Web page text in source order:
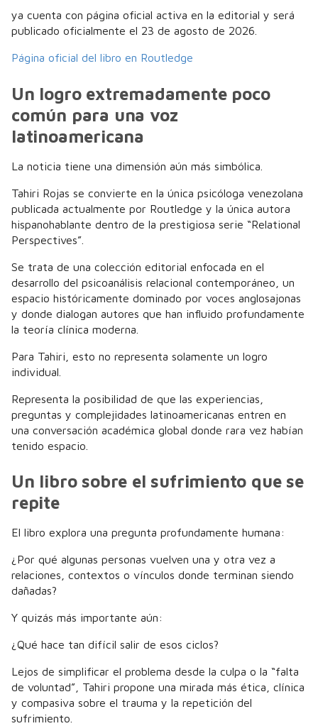
ya cuenta con página oficial activa en la editorial y será
publicado oficialmente el 23 de agosto de 2026.
Página oficial del libro en Routledge
Un logro extremadamente poco
común para una voz
latinoamericana
La noticia tiene una dimensión aún más simbólica.
Tahiri Rojas se convierte en la única psicóloga venezolana
publicada actualmente por Routledge y la única autora
hispanohablante dentro de la prestigiosa serie “Relational
Perspectives”.
Se trata de una colección editorial enfocada en el
desarrollo del psicoanálisis relacional contemporáneo, un
espacio históricamente dominado por voces anglosajonas
y donde dialogan autores que han influido profundamente
la teoría clínica moderna.
Para Tahiri, esto no representa solamente un logro
individual.
Representa la posibilidad de que las experiencias,
preguntas y complejidades latinoamericanas entren en
una conversación académica global donde rara vez habían
tenido espacio.
Un libro sobre el sufrimiento que se
repite
El libro explora una pregunta profundamente humana:
¿Por qué algunas personas vuelven una y otra vez a
relaciones, contextos o vínculos donde terminan siendo
dañadas?
Y quizás más importante aún:
¿Qué hace tan difícil salir de esos ciclos?
Lejos de simplificar el problema desde la culpa o la “falta
de voluntad”, Tahiri propone una mirada más ética, clínica
y compasiva sobre el trauma y la repetición del
sufrimiento.